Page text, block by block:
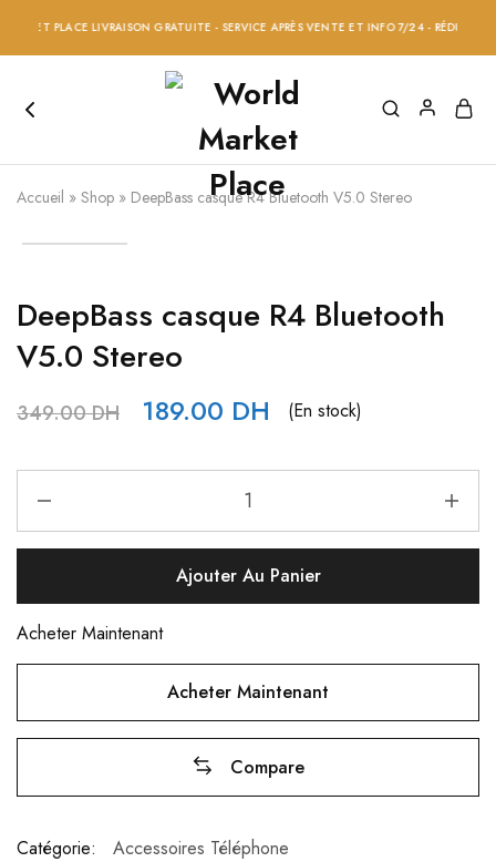
PLACE LIVRAISON GRATUITE - SERVICE APRÈS VENTE ET INFO 7/24 - RÉDUCTION
Accueil » Shop » DeepBass casque R4 Bluetooth V5.0 Stereo
DeepBass casque R4 Bluetooth
V5.0 Stereo
349.00DH 189.00 DH (En stock)
Ajouter Au Panier
Acheter Maintenant
Acheter Maintenant
Compare
Catégorie: Accessoires Téléphone